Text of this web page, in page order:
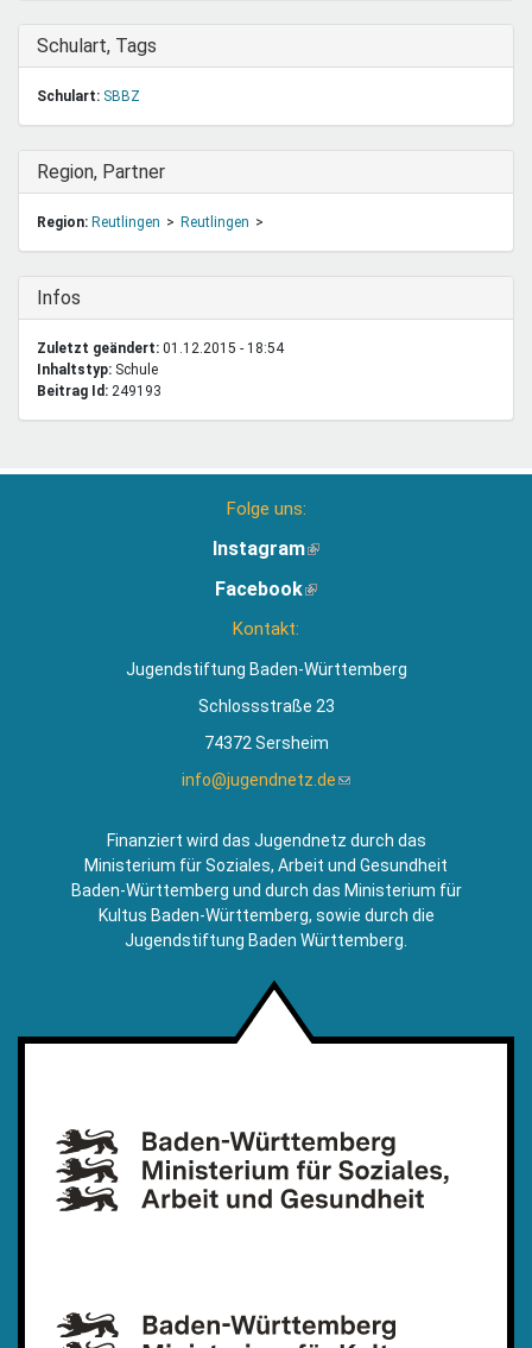
Ausblenden
Schulart, Tags
Schulart: SBBZ
Ausblenden
Region, Partner
Region: Reutlingen Reutlingen
Ausblenden
Infos
Zuletzt geändert: 01.12.2015 - 18:54
Inhaltstyp:
schule
Beitrag Id: 249193
Folge uns:
Instagram(Link
extern)
Facebook(Link
Kontakt:
Jugendstiftung Baden-Württemberg
Schlossstraße 23
74372 Sersheim
info@jugendnetz.de(Link
Mail)
Finanziert wird das Jugendnetz durch das
Ministerium für Soziales, Arbeit und Gesundheit
Baden-Württemberg und durch das Ministerium für
Kultus Baden-Württemberg, sowie durch die
Jugendstiftung Baden Württemberg.